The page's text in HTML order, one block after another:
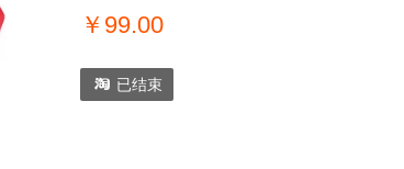
￥ 99.00
 已结束